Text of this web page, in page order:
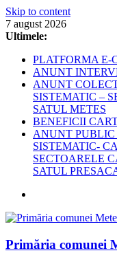
Skip to content
7 august 2026
Ultimele:
PLATFORMA E-
ANUNT
ANUNT
SISTEMATIC –
SATUL METES
BENEFICII
ANUNT
SISTEMATIC-
SECTOARELE
SATUL
Primăria comunei